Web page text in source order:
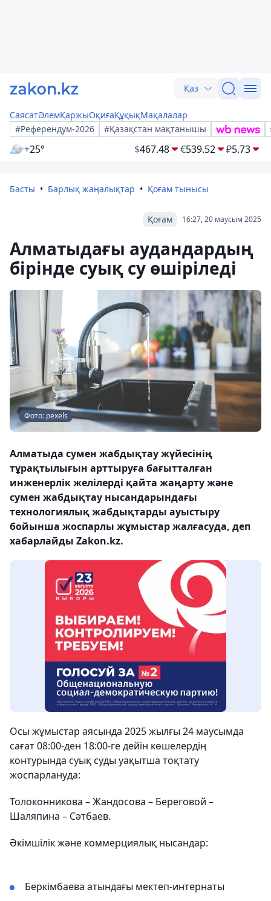
Қаз
СаясатӘлемҚаржыОқиғаҚұқықМақалалар
#Референдум-2026
#Қазақстан мақтанышы
+25° $467.48 €539.52 ₽5.73
Басты Барлық жаңалықтар Қоғам тынысы
16:27, 20 маусым 2025
Қоғам
Алматыдағы аудандардың
бірінде суық су өшіріледі
Фото: pexels
Алматыда сумен жабдықтау жүйесінің
тұрақтылығын арттыруға бағытталған
инженерлік желілерді қайта жаңарту және
сумен жабдықтау нысандарындағы
технологиялық жабдықтарды ауыстыру
бойынша жоспарлы жұмыстар жалғасуда, деп
хабарлайды Zakon.kz.
Осы жұмыстар аясында 2025 жылғы 24 маусымда
сағат 08:00-ден 18:00-ге дейін көшелердің
контурында суық суды уақытша тоқтату
жоспарлануда:
Толоконникова – Жандосова – Береговой –
Шаляпина – Сәтбаев.
Әкімшілік және коммерциялық нысандар:
Беркімбаева атындағы мектеп-интернаты